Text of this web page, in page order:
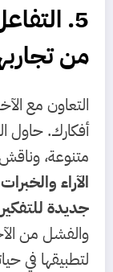
5.
من
التعاون مع
أفكارك.
متنوعة،
الآراء
جديدة للتفكير
والفشل من
لتطبيقها في